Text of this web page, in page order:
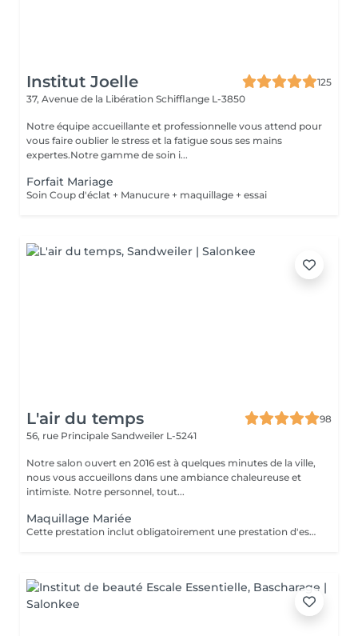
Institut Joelle
125
37, Avenue de la Libération Schifflange L-3850
Notre équipe accueillante et professionnelle vous attend pour
vous faire oublier le stress et la fatigue sous ses mains
expertes.Notre gamme de soin i...
Forfait Mariage
Soin Coup d'éclat + Manucure + maquillage + essai
L'air du temps
98
56, rue Principale Sandweiler L-5241
Notre salon ouvert en 2016 est à quelques minutes de la ville,
nous vous accueillons dans une ambiance chaleureuse et
intimiste. Notre personnel, tout...
Maquillage Mariée
Cette prestation inclut obligatoirement une prestation d'essai au préalable, un ou deux jours avant l'évènement.